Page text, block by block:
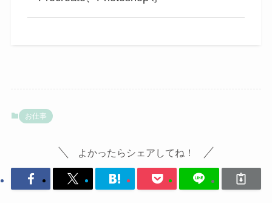
お仕事
よかったらシェアしてね！